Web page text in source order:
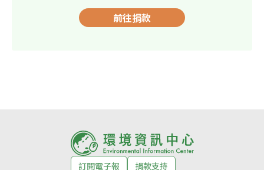
前往捐款
訂閱電子報 捐款支持